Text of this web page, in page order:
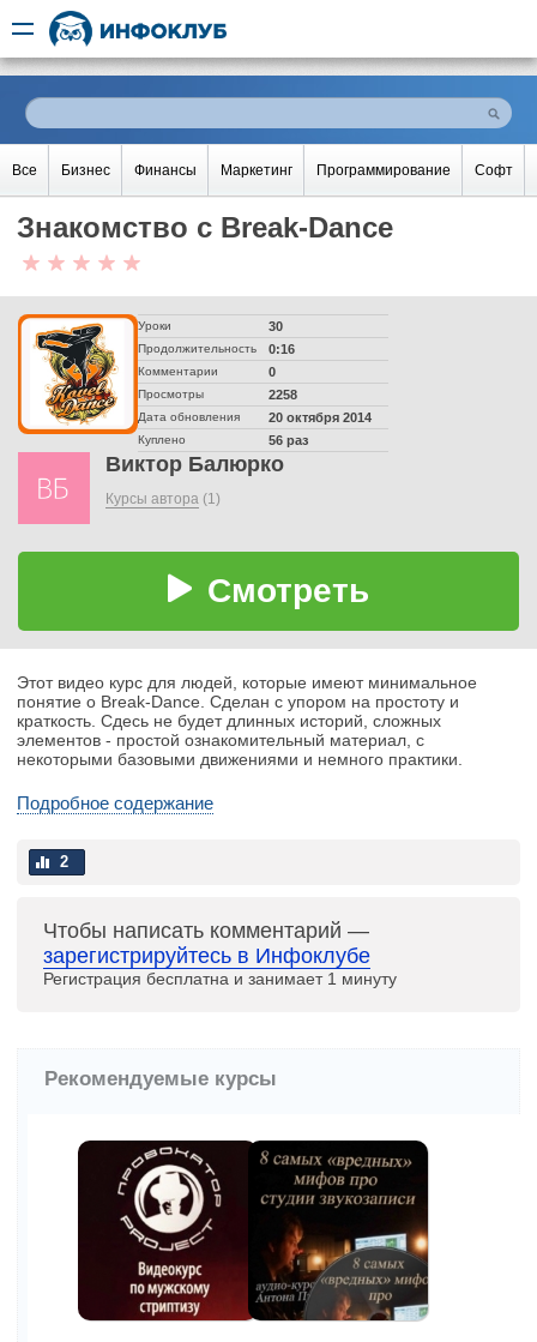
Все Бизнес Финансы Маркетинг Программирование Софт
Знакомство с Break-Dance
Уроки 30
Продолжительность 0:16
Комментарии 0
Просмотры 2258
Дата обновления 20 октября 2014
Куплено 56 раз
Виктор Балюрко
Курсы автора (1)
Смотреть
Этот видео курс для людей, которые имеют минимальное
понятие о Break-Dance. Сделан с упором на простоту и
краткость. Сдесь не будет длинных историй, сложных
элементов - простой ознакомительный материал, с
некоторыми базовыми движениями и немного практики.
Подробное содержание
2
Чтобы написать комментарий —
зарегистрируйтесь в Инфоклубе
Регистрация бесплатна и занимает 1 минуту
Рекомендуемые курсы